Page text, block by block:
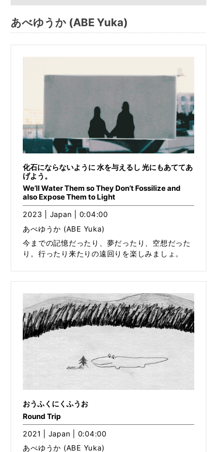
あべゆうか (ABE Yuka)
化石にならないように 水を与えるし 光にもあててあ
げよう。
We’ll Water Them so They Don’t Fossilize and
also Expose Them to Light
2023 | Japan | 0:04:00
あべゆうか (ABE Yuka)
今までの記憶だったり、夢だったり、空想だった
り。行ったり来たりの遠回りを楽しみましょ。
おうふくにくふうお
Round Trip
2021 | Japan | 0:04:00
あべゆうか (ABE Yuka)